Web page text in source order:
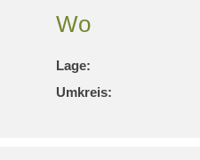
Wo
Lage:
Umkreis: